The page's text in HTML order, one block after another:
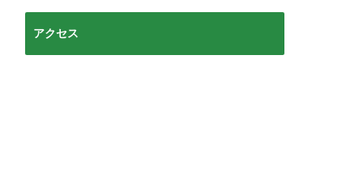
アクセス